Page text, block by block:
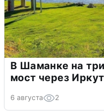
В Шаманке на
мост через Иркут
6 августа 2